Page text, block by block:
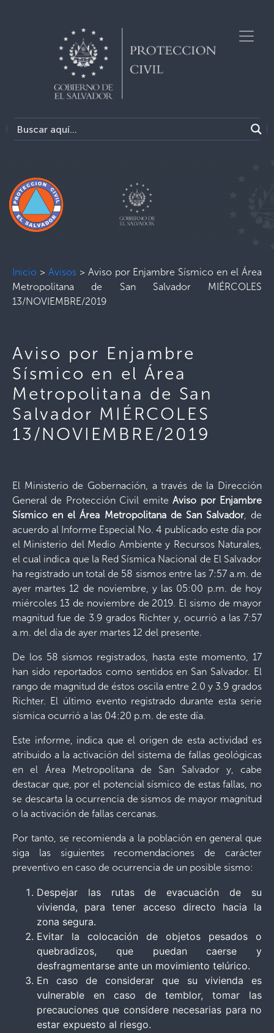
Inicio > Avisos> Aviso por Enjambre Sísmico en el Área
Metropolitana de San Salvador MIÉRCOLES
13/NOVIEMBRE/2019
Aviso por Enjambre
Sísmico en el Área
Metropolitana de San
Salvador MIÉRCOLES
13/NOVIEMBRE/2019
El Ministerio de Gobernación, a través de la Dirección
General de Protección Civil emiteAviso por Enjambre
Sísmico en el Área Metropolitana de San Salvador, de
acuerdo al Informe Especial No. 4 publicado este día por
el Ministerio del Medio Ambiente y Recursos Naturales,
el cual indica que la Red Sísmica Nacional de El Salvador
ha registrado un total de 58 sismos entre las 7:57 a.m. de
ayer martes 12 de noviembre, y las 05:00 p.m. de hoy
miércoles 13 de noviembre de 2019. El sismo de mayor
magnitud fue de 3.9 grados Richter y, ocurrió a las 7:57
a.m. del día de ayer martes 12 del presente.
De los 58 sismos registrados, hasta este momento, 17
han sido reportados como sentidos en San Salvador. El
rango de magnitud de éstos oscila entre 2.0 y 3.9 grados
Richter. El último evento registrado durante esta serie
sísmica ocurrió a las 04:20 p.m. de este día.
Este informe, indica que el origen de esta actividad es
atribuido a la activación del sistema de fallas geológicas
en el Área Metropolitana de San Salvador y, cabe
destacar que, por el potencial sísmico de estas fallas, no
se descarta la ocurrencia de sismos de mayor magnitud
o la activación de fallas cercanas.
Por tanto, se recomienda a la población en general que
siga las siguientes recomendaciones de carácter
preventivo en caso de ocurrencia de un posible sismo:
Despejar las rutas de evacuación de su
vivienda, para tener acceso directo hacia la
zona segura.
Evitar la colocación de objetos pesados o
quebradizos, que puedan caerse y
desfragmentarse ante un movimiento telúrico.
En caso de considerar que su vivienda es
vulnerable en caso de temblor, tomar las
precauciones que considere necesarias para no
estar expuesto al riesgo.